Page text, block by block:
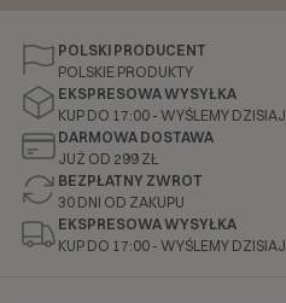
POLSKI PRODUCENT
POLSKIE PRODUKTY
EKSPRESOWA WYSYŁKA
KUP DO 17:00 - WYŚLEMY DZISIAJ
DARMOWA DOSTAWA
JUŻ OD 299 ZŁ
BEZPŁATNY ZWROT
30 DNI OD ZAKUPU
EKSPRESOWA WYSYŁKA
KUP DO 17:00 - WYŚLEMY DZISIAJ